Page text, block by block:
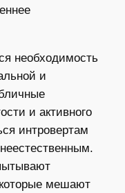
необходимость
и
и активного
интровертам
которые мешают